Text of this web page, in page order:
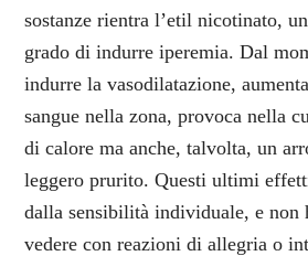
sostanze rientra l’etil nicotinato,
grado di indurre iperemia. Dal
indurre la vasodilatazione,
sangue nella zona, provoca nella
di calore ma anche, talvolta, un
leggero prurito. Questi ultimi
dalla sensibilità individuale, e non
vedere con reazioni di allegria o